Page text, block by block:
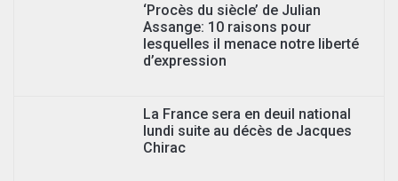
‘Procès du siècle’ de Julian
Assange: 10 raisons pour
lesquelles il menace notre liberté
d’expression
La France sera en deuil national
lundi suite au décès de Jacques
Chirac